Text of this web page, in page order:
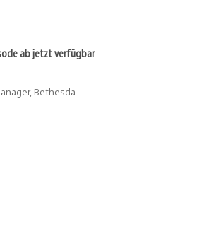
ab jetzt verfügbar
Bethesda